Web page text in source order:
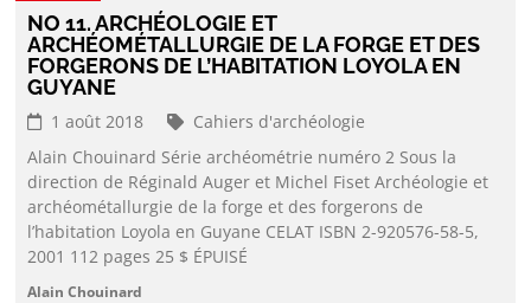
NO 11. ARCHÉOLOGIE ET
ARCHÉOMÉTALLURGIE DE LA FORGE ET DES
FORGERONS DE L’HABITATION LOYOLA EN
GUYANE
1 août 2018
Cahiers d'archéologie
Alain Chouinard Série archéométrie numéro 2 Sous la
direction de Réginald Auger et Michel Fiset Archéologie et
archéométallurgie de la forge et des forgerons de
l’habitation Loyola en Guyane CELAT ISBN 2-920576-58-5,
2001 112 pages 25 $ ÉPUISÉ
Alain Chouinard